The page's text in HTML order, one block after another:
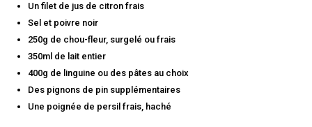
Un filet de jus de citron frais
Sel et poivre noir
250g de chou-fleur, surgelé ou frais
350ml de lait entier
400g de linguine ou des pâtes au choix
Des pignons de pin supplémentaires
Une poignée de persil frais, haché